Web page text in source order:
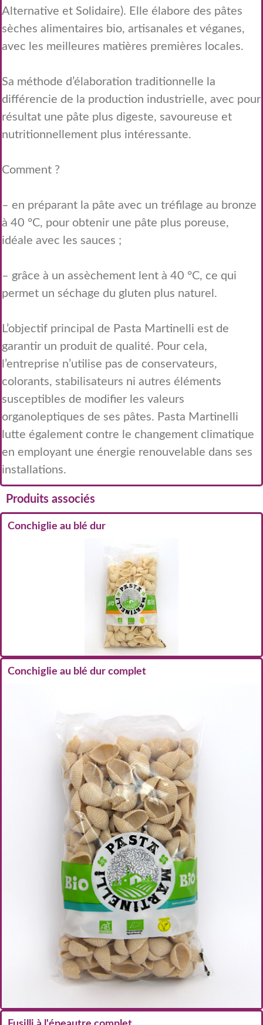
Alternative et Solidaire). Elle élabore des pâtes
sèches alimentaires bio, artisanales et véganes,
avec les meilleures matières premières locales.
Sa méthode d’élaboration traditionnelle la
différencie de la production industrielle, avec pour
résultat une pâte plus digeste, savoureuse et
nutritionnellement plus intéressante.
Comment ?
– en préparant la pâte avec un tréfilage au bronze
à 40 °C, pour obtenir une pâte plus poreuse,
idéale avec les sauces ;
– grâce à un assèchement lent à 40 °C, ce qui
permet un séchage du gluten plus naturel.
L’objectif principal de Pasta Martinelli est de
garantir un produit de qualité. Pour cela,
l’entreprise n’utilise pas de conservateurs,
colorants, stabilisateurs ni autres éléments
susceptibles de modifier les valeurs
organoleptiques de ses pâtes. Pasta Martinelli
lutte également contre le changement climatique
en employant une énergie renouvelable dans ses
installations.
Produits associés
Conchiglie au blé dur
Conchiglie au blé dur complet